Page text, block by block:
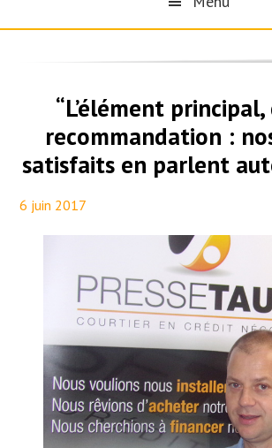
“L’élément principal,
recommandation :
satisfaits en parlent
6 juin 2017